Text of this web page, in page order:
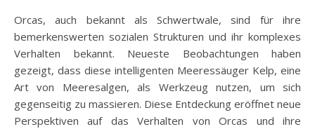
Orcas, auch bekannt als Schwertwale, sind für ihre
bemerkenswerten sozialen Strukturen und ihr komplexes
Verhalten bekannt. Neueste Beobachtungen haben
gezeigt, dass diese intelligenten Meeressäuger Kelp, eine
Art von Meeresalgen, als Werkzeug nutzen, um sich
gegenseitig zu massieren. Diese Entdeckung eröffnet neue
Perspektiven auf das Verhalten von Orcas und ihre